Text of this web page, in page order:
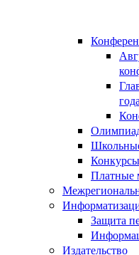
года
Платные
Защита
Издательство